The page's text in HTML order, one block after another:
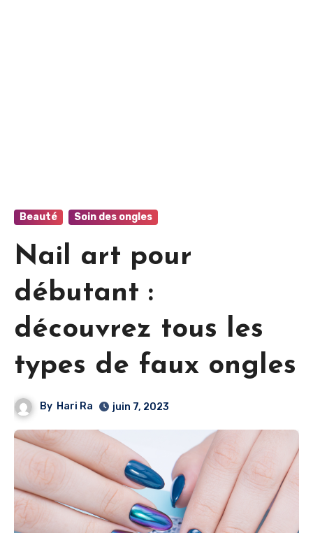
Beauté Soin des ongles
Nail art pour
débutant :
découvrez tous les
types de faux ongles
By Hari Ra juin 7, 2023